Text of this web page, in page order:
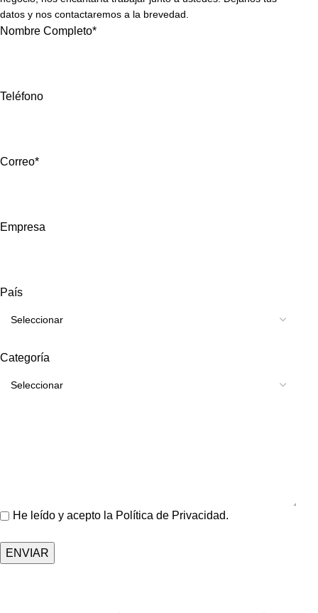
datos y nos contactaremos a la brevedad.
Nombre Completo*
Teléfono
Correo*
Empresa
País
Categoría
He leído y acepto la Política de Privacidad.